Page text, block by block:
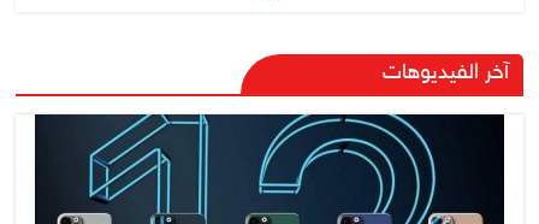
رئيس حكومة إقليم كردستان مسرور
بارزاني ينفي ما يشاع عن وجود
عسكري أمريكي في بعض قواعد
الإقليم
8 أغسطس، 2026 No Comment
الدخيل يتابع ميدانياً سير العمل في
آخر الفيديوهات